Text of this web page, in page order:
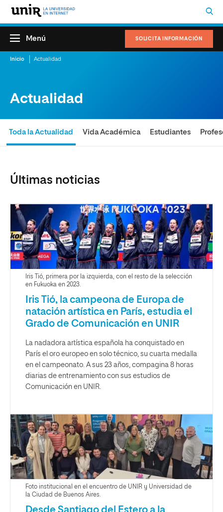
SOLICITA INFORMACIÓN
Menú
Inicio Actualidad
Actualidad
Toda la Actualidad Vida Académica Estudiantes
Últimas noticias
Iris Tió, primera por la izquierda, con el resto de la selección
en Fukuoka en 2023.
Iris Tió, la campeona de Europa de
natación artística en París, estudia el
Grado de Comunicación en UNIR
La nadadora artística española ha conquistado en
París el oro europeo en solo técnico, su cuarta medalla
en el campeonato. A sus 23 años, compagina 8 horas
diarias de entrenamiento con sus estudios de
Comunicación en UNIR.
Foto institucional en el encuentro de UNIR y Universidad de
la Ciudad de Buenos Aires.
Desde Santiago del Estero a la